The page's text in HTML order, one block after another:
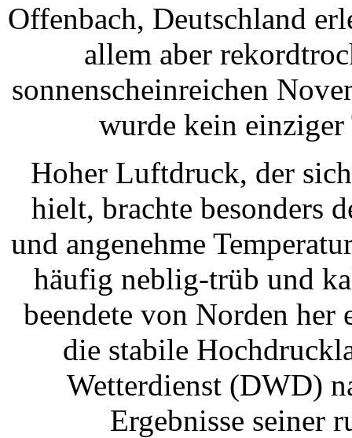
Offenbach, Deutschland
allem aber
sonnenscheinreichen
wurde kein
Hoher Luftdruck, der
hielt, brachte besonders
und angenehme
häufig neblig-trüb und
beendete von Norden
die stabile
Wetterdienst (DWD)
Ergebnisse seiner